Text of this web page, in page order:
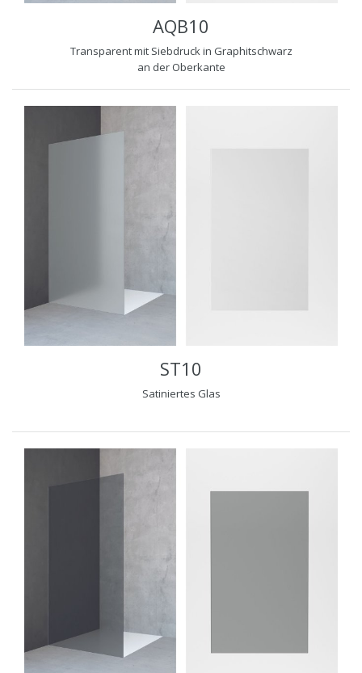
AQB10
Transparent mit Siebdruck in Graphitschwarz
an der Oberkante
ST10
Satiniertes Glas